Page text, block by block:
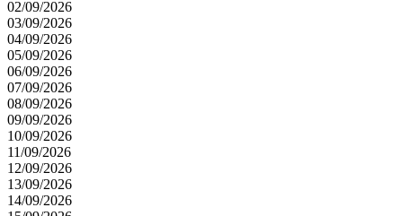
02/09/2026
03/09/2026
04/09/2026
05/09/2026
06/09/2026
07/09/2026
08/09/2026
09/09/2026
10/09/2026
11/09/2026
12/09/2026
13/09/2026
14/09/2026